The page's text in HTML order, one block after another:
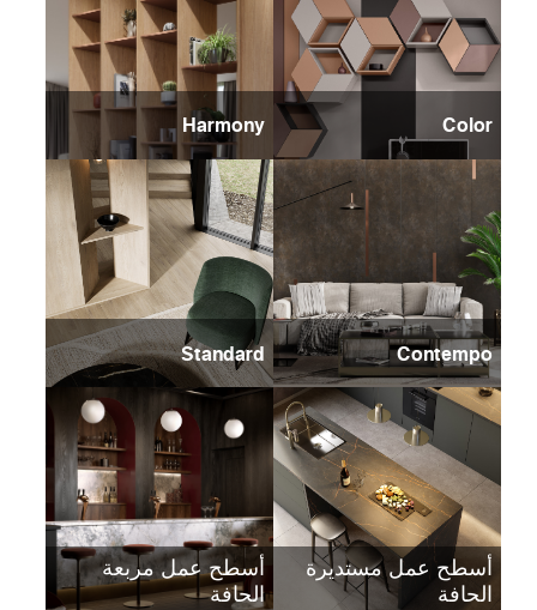
Color
Harmony
Contempo
Standard
أسطح عمل مستديرة
الحافة
أسطح عمل مربعة
الحافة